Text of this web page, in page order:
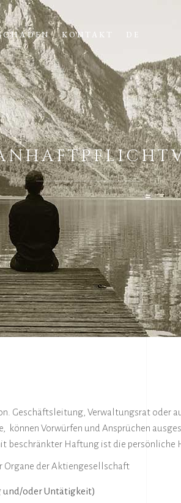
KONTAKT DE
Geschäftsleitung, Verwaltungsrat oder
Vorwürfen und Ansprüchen
beschränkter Haftung ist die persönliche
Organe der Aktiengesellschaft
und/oder Untätigkeit)